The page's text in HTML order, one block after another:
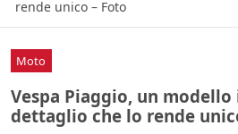
rende unico – Foto
Moto
Vespa Piaggio, un
dettaglio che lo rende